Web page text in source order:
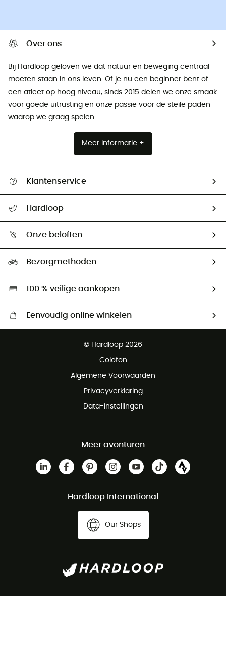
Over ons
Bij Hardloop geloven we dat natuur en beweging centraal
moeten staan ​​in ons leven. Of je nu een beginner bent of
een atleet op hoog niveau, sinds 2015 delen we onze smaak
voor goede uitrusting en onze passie voor de steile paden
waarop we graag spelen.
Meer informatie +
Klantenservice
Mijn zending volgen
Retourzendingen & Terugbetalingen
Hardloop
Ambassadeurs
Onze beloften
Hardgreen
Bezorgmethoden
100 % veilige aankopen
Eenvoudig online winkelen
Gratis retourneren binnen 100 dagen
© Hardloop 2026
Colofon
Algemene Voorwaarden
Privacyverklaring
Data-instellingen
Meer avonturen
Hardloop International
Our Shops